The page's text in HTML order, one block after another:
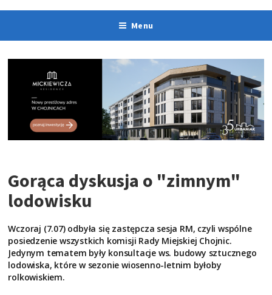
Menu
Gorąca dyskusja o "zimnym"
lodowisku
Wczoraj (7.07) odbyła się zastępcza sesja RM, czyli wspólne
posiedzenie wszystkich komisji Rady Miejskiej Chojnic.
Jedynym tematem były konsultacje ws. budowy sztucznego
lodowiska, które w sezonie wiosenno-letnim byłoby
rolkowiskiem.